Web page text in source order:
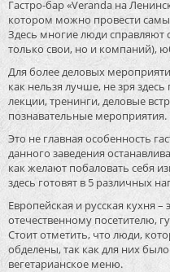
Гастро-бар «Veranda на
котором можно провести
Здесь многие люди
только свои, но и компаний),
Для более деловых
как нельзя лучше, не зря
лекции, тренинги, деловые
познавательные мероприятия.
Это не главная особенность
данного заведения
как желают побаловать себя
здесь готовят в 5 различных
Европейская и русская кухня
отечественному посетителю,
Стоит отметить, что люди,
обделены, так как для них
вегетарианское меню.